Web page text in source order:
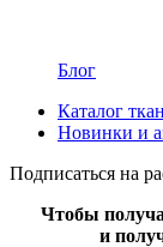
Блог
Каталог
Новинки и
Подписаться на
Чтобы
и